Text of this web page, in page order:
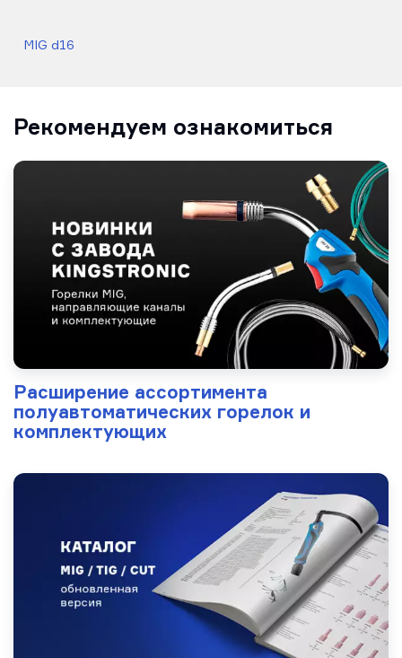
MIG d16
Рекомендуем ознакомиться
Расширение ассортимента
полуавтоматических горелок и
комплектующих